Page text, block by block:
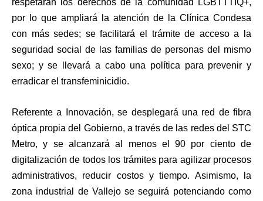
por lo que ampliará la atención de la Clínica Condesa
con más sedes; se facilitará el trámite de acceso a la
seguridad social de las familias de personas del mismo
sexo; y se llevará a cabo una política para prevenir y
erradicar el transfeminicidio.
Referente a Innovación, se desplegará una red de fibra
óptica propia del Gobierno, a través de las redes del STC
Metro, y se alcanzará al menos el 90 por ciento de
digitalización de todos los trámites para agilizar procesos
administrativos, reducir costos y tiempo. Asimismo, la
zona industrial de Vallejo se seguirá potenciando como